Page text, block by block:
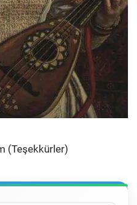
(Teşekkürler)